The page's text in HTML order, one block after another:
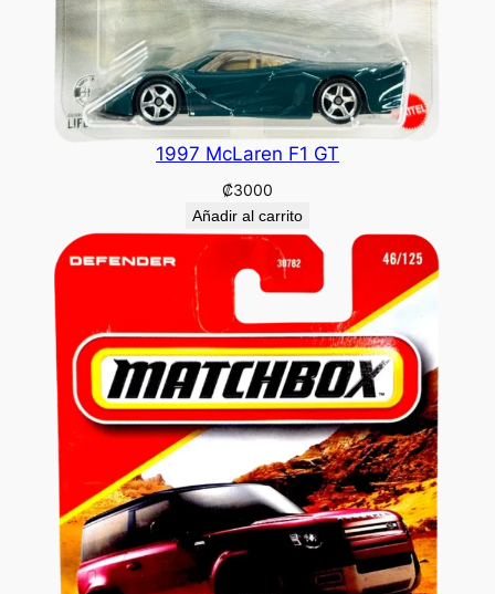
1997 McLaren F1 GT
₡3000
Añadir al carrito